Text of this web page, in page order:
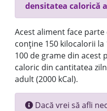
densitatea calorică
Acest aliment face
conține 150 kilocalorii la
100 de grame din acest
caloric din cantitatea
adult (2000 kCal).
Dacă vrei să afli